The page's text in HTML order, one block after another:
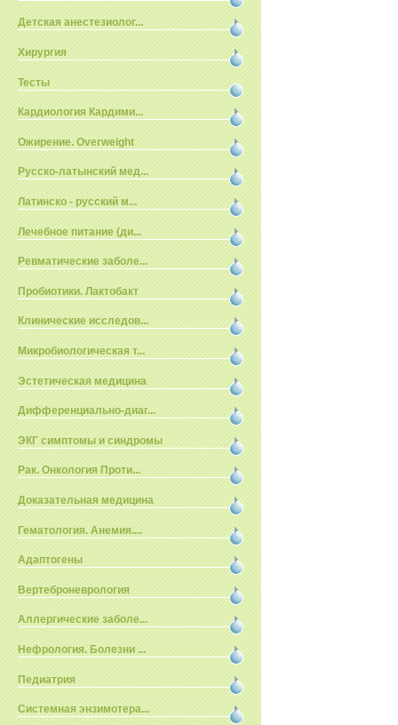
Детская анестезиолог...
Хирургия
Тесты
Кардиология Кардими...
Ожирение. Overweight
Русско-латынский мед...
Латинско - русский м...
Лечебное питание (ди...
Ревматические заболе...
Пробиотики. Лактобакт
Клинические исследов...
Микробиологическая т...
Эстетическая медицина
Дифференциально-диаг...
ЭКГ симптомы и синдромы
Рак. Онкология Проти...
Доказательная медицина
Гематология. Анемия....
Адаптогены
Вертеброневрология
Аллергические заболе...
Нефрология. Болезни ...
Педиатрия
Системная энзимотера...